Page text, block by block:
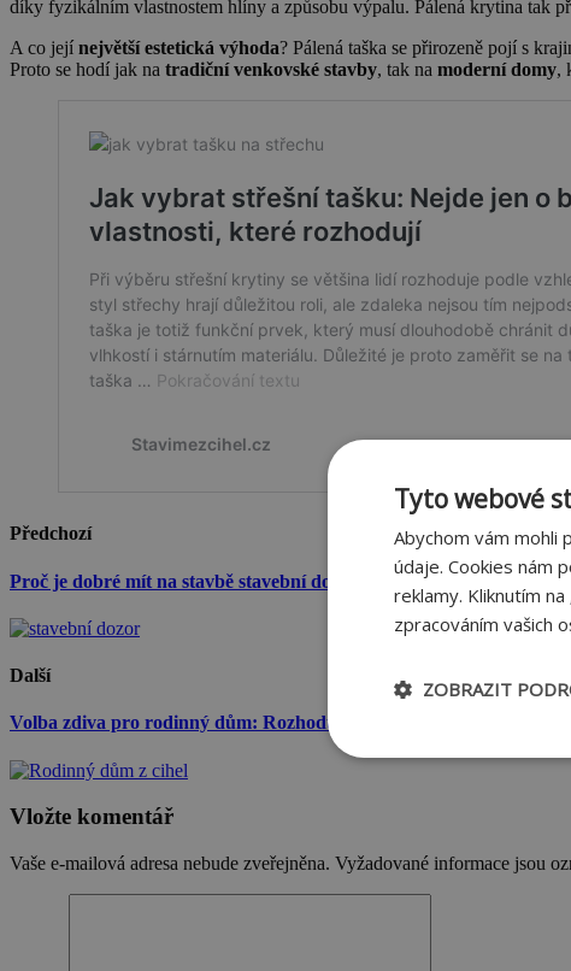
díky fyzikálním vlastnostem hlíny a způsobu výpalu. Pálená krytina tak
A co její největší estetická výhoda? Pálená taška se přirozeně pojí s
Proto se hodí jak na tradiční venkovské stavby, tak na moderní domy,
Předchozí
Proč je dobré mít na stavbě stavební dozor i kvalitního dodavatele
Další
Volba zdiva pro rodinný dům: Rozhodují milimetry, čísla a fyzika
Vložte komentář
Vaše e-mailová adresa nebude zveřejněna. Vyžadované informace jsou
Tyto webové
Abychom vám mohli
údaje. Cookies nám
reklamy. Kliknutím
zpracováním vašich
ZOBRAZIT
Nezbytně nutné